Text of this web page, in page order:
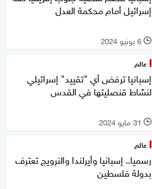
إسرائيل أمام محكمة العدل
l 6 يونيو 2024
عالم
إسبانيا ترفض أي "تقييد" إسرائيلي
لنشاط قنصليتها في القدس
l 31 مايو 2024
عالم
رسميا.. إسبانيا وأيرلندا والنرويج تعترف
بدولة فلسطين